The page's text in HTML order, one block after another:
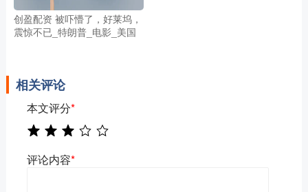
创盈配资 被吓懵了，好莱坞，
震惊不已_特朗普_电影_美国
相关评论
本文评分*
评论内容*